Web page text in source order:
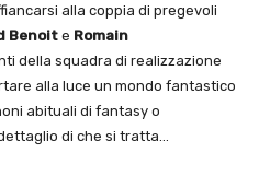
alla coppia di pregevoli
Benoit e Romain
della squadra di realizzazione
alla luce un mondo fantastico
abituali di fantasy o
di che si tratta…